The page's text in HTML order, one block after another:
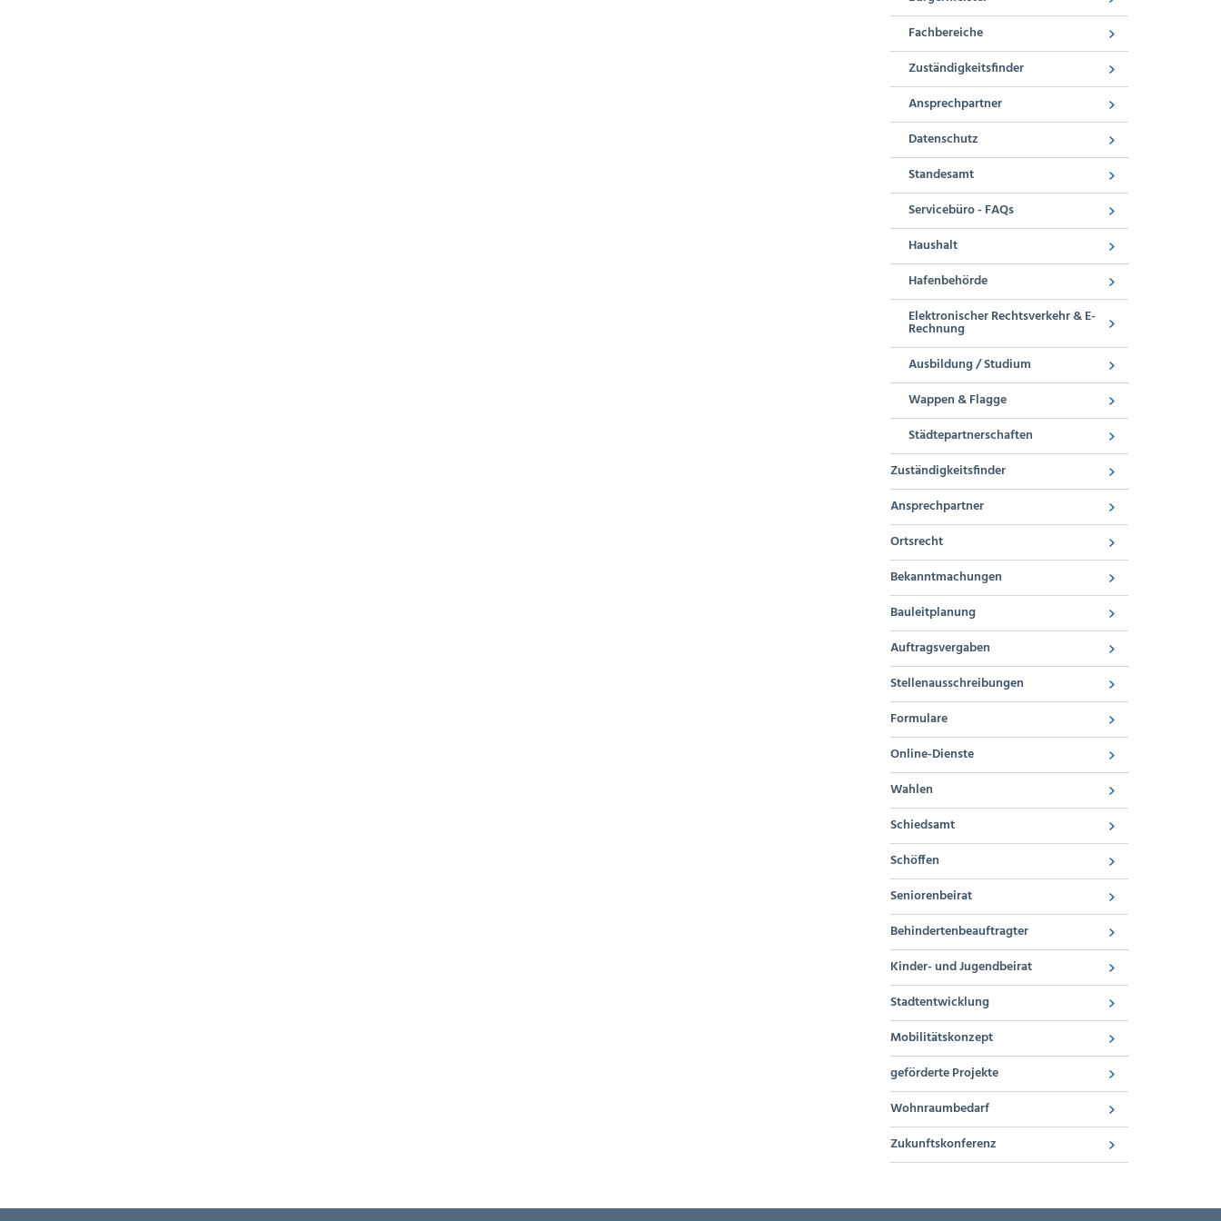
Fachbereiche
Zuständigkeitsfinder
Ansprechpartner
Datenschutz
Standesamt
Servicebüro - FAQs
Haushalt
Hafenbehörde
Elektronischer Rechtsverkehr & E-
Rechnung
Ausbildung / Studium
Wappen & Flagge
Städtepartnerschaften
Zuständigkeitsfinder
Ansprechpartner
Ortsrecht
Bekanntmachungen
Bauleitplanung
Auftragsvergaben
Stellenausschreibungen
Formulare
Online-Dienste
Wahlen
Schiedsamt
Schöffen
Seniorenbeirat
Behindertenbeauftragter
Kinder- und Jugendbeirat
Stadtentwicklung
Mobilitätskonzept
geförderte Projekte
Wohnraumbedarf
Zukunftskonferenz